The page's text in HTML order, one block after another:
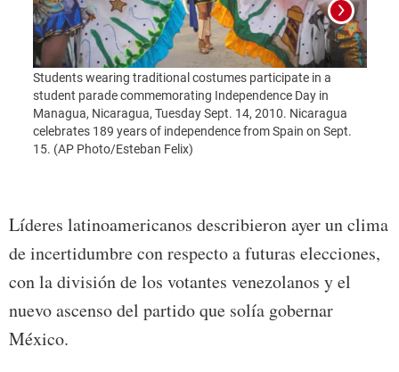
Students wearing traditional costumes participate in a
student parade commemorating Independence Day in
Managua, Nicaragua, Tuesday Sept. 14, 2010. Nicaragua
celebrates 189 years of independence from Spain on Sept.
15. (AP Photo/Esteban Felix)
Líderes latinoamericanos describieron ayer un clima
de incertidumbre con respecto a futuras elecciones,
con la división de los votantes venezolanos y el
nuevo ascenso del partido que solía gobernar
México.